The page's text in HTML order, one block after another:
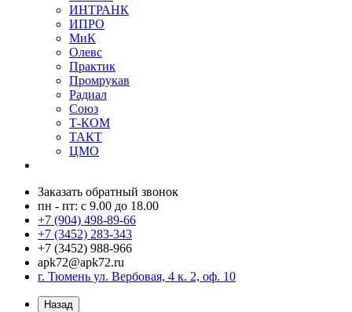
ИНТРАНК
ИПРО
МиК
Олевс
Практик
Промрукав
Радиал
Союз
Т-КОМ
ТАКТ
ЦМО
Заказать обратный звонок
пн - пт: с 9.00 до 18.00
+7 (904) 498-89-66
+7 (3452) 283-343
+7 (3452) 988-966
apk72@apk72.ru
г. Тюмень ул. Вербовая, 4 к. 2, оф. 10
Назад